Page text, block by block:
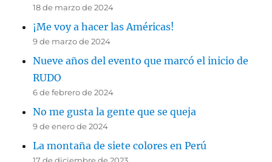
18 de marzo de 2024
¡Me voy a hacer las Américas!
9 de marzo de 2024
Nueve años del evento que marcó el inicio de
RUDO
6 de febrero de 2024
No me gusta la gente que se queja
9 de enero de 2024
La montaña de siete colores en Perú